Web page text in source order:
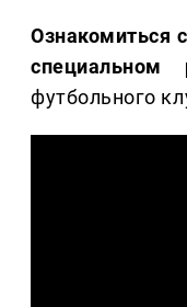
Ознакомиться
специальном
футбольного